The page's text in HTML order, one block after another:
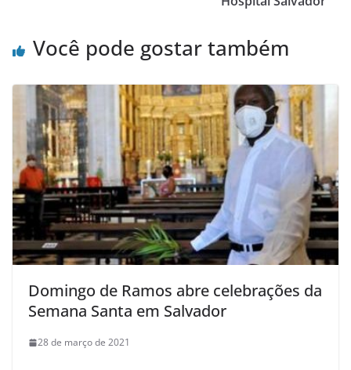
Você pode gostar também
Domingo de Ramos abre celebrações da
Semana Santa em Salvador
28 de março de 2021